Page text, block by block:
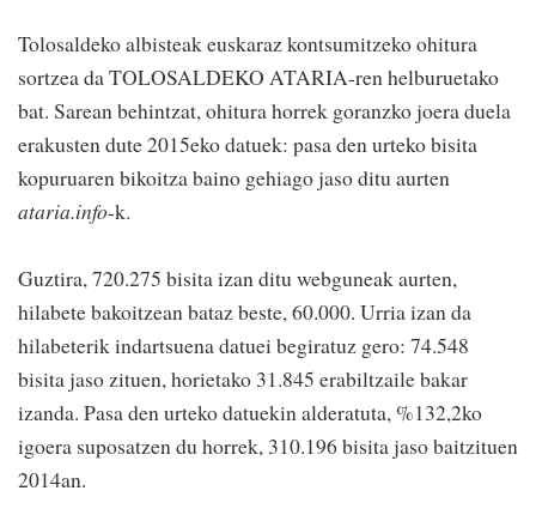
Tolosaldeko albisteak euskaraz kontsumitzeko ohitura
sortzea da TOLOSALDEKO ATARIA-ren helburuetako
bat. Sarean behintzat, ohitura horrek goranzko joera duela
erakusten dute 2015eko datuek: pasa den urteko bisita
kopuruaren bikoitza baino gehiago jaso ditu aurten
ataria.info-k.
Guztira, 720.275 bisita izan ditu webguneak aurten,
hilabete bakoitzean bataz beste, 60.000. Urria izan da
hilabeterik indartsuena datuei begiratuz gero: 74.548
bisita jaso zituen, horietako 31.845 erabiltzaile bakar
izanda. Pasa den urteko datuekin alderatuta, %132,2ko
igoera suposatzen du horrek, 310.196 bisita jaso baitzituen
2014an.